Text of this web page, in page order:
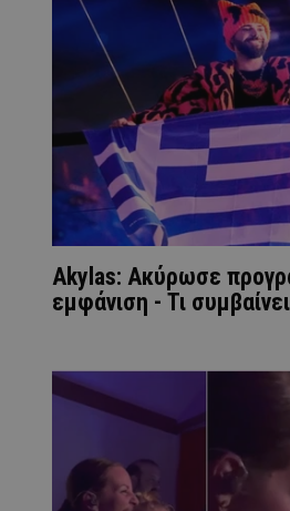
Akylas: Ακύρωσε
εμφάνιση - Τι